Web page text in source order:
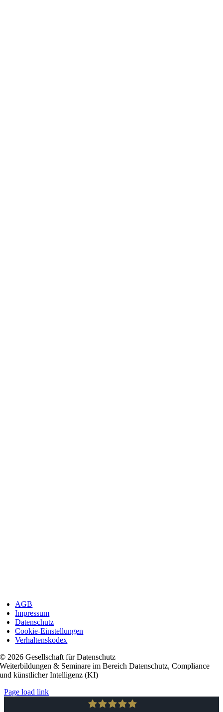
AGB
Impressum
Datenschutz
Cookie-Einstellungen
Verhaltenskodex
© 2026 Gesellschaft für Datenschutz
Weiterbildungen & Seminare im Bereich Datenschutz, Compliance
und künstlicher Intelligenz (KI)
Page load link